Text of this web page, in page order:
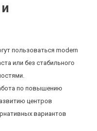
пользоваться modern
или без стабильного
по повышению
центров
вариантов